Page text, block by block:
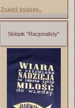
Znajdź książkę..
Sklepik "Racjonalisty"